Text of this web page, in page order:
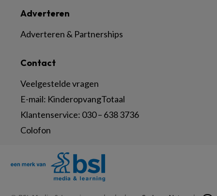
Contact
Veelgestelde vragen
E-mail: KinderopvangTotaal
Klantenservice: 030 – 638 3736
Colofon
Adverteren
Adverteren & Partnerships